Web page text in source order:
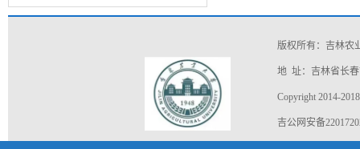
面...
版权所有：吉林农
地 址：吉林省长春
Copyright 2014-
吉公网安备